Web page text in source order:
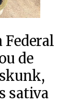
de
sativa